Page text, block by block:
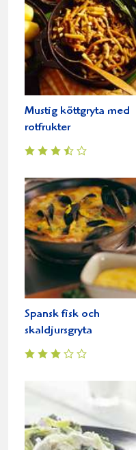
Mustig köttgryta med
rotfrukter
Spansk fisk och
skaldjursgryta